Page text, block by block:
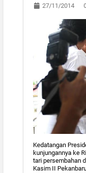
27/11/2014
Kedatangan
kunjungannya ke
tari persembahan
Kasim II